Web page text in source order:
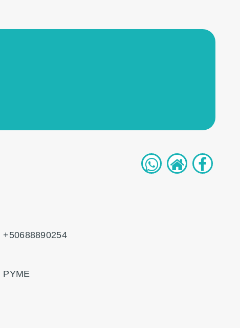
+50688890254
PYME